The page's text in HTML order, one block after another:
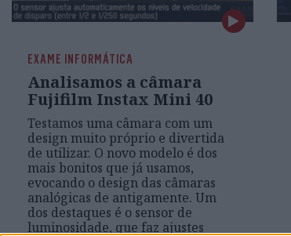
EXAME INFORMÁTICA
Analisamos a câmara
Fujifilm Instax Mini 40
Testamos uma câmara com um
design muito próprio e divertida
de utilizar. O novo modelo é dos
mais bonitos que já usamos,
evocando o design das câmaras
analógicas de antigamente. Um
dos destaques é o sensor de
luminosidade, que faz ajustes